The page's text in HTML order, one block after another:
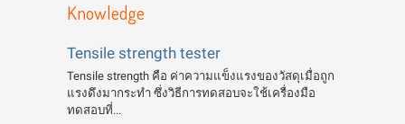
Knowledge
Tensile strength tester
Tensile strength คือ ค่าความแข็งแรงของวัสดุเมื่อถูก
แรงดึงมากระทำ ซึ่งวิธีการทดสอบจะใช้เครื่องมือ
ทดสอบที่...